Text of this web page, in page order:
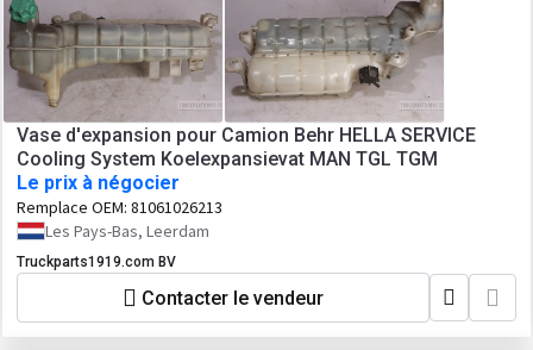
Vase d'expansion pour Camion Behr HELLA SERVICE
Cooling System Koelexpansievat MAN TGL TGM
Le prix à négocier
Remplace OEM: 81061026213
Les Pays-Bas, Leerdam
Truckparts1919.com BV
Contacter le vendeur